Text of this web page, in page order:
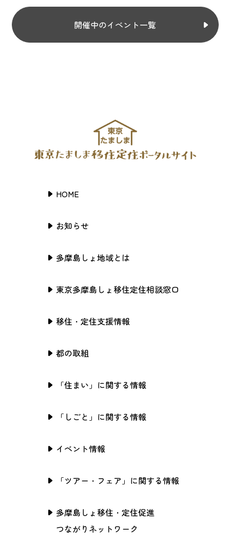
開催中のイベント一覧
HOME
お知らせ
多摩島しょ地域とは
東京多摩島しょ移住定住相談窓口
移住・定住支援情報
都の取組
「住まい」に関する情報
「しごと」に関する情報
イベント情報
「ツアー・フェア」に関する情報
多摩島しょ移住・定住促進
つながりネットワーク